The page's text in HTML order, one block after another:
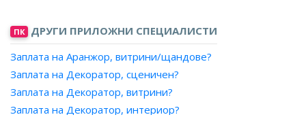
ПК
ДРУГИ ПРИЛОЖНИ СПЕЦИАЛИСТИ
Заплата на Аранжор, витрини/щандове?
Заплата на Декоратор, сценичен?
Заплата на Декоратор, витрини?
Заплата на Декоратор, интериор?